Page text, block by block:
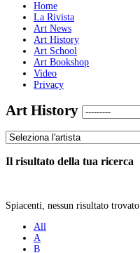
Home
La Rivista
Art News
Art History
Art School
Art Bookshop
Video
Privacy
Art History
Il risultato della tua ricerca
Spiacenti, nessun risultato trovato
All
A
B